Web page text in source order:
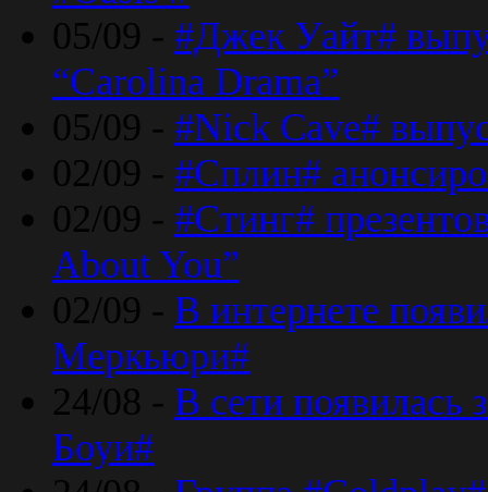
05/09 - #Джек Уайт#
“Carolina Drama”
05/09 - #Nick Cave#
02/09 - #Сплин#
02/09 - #Стинг#
About You”
02/09 - В интернете
Меркьюри#
24/08 - В сети появилась
Боуи#